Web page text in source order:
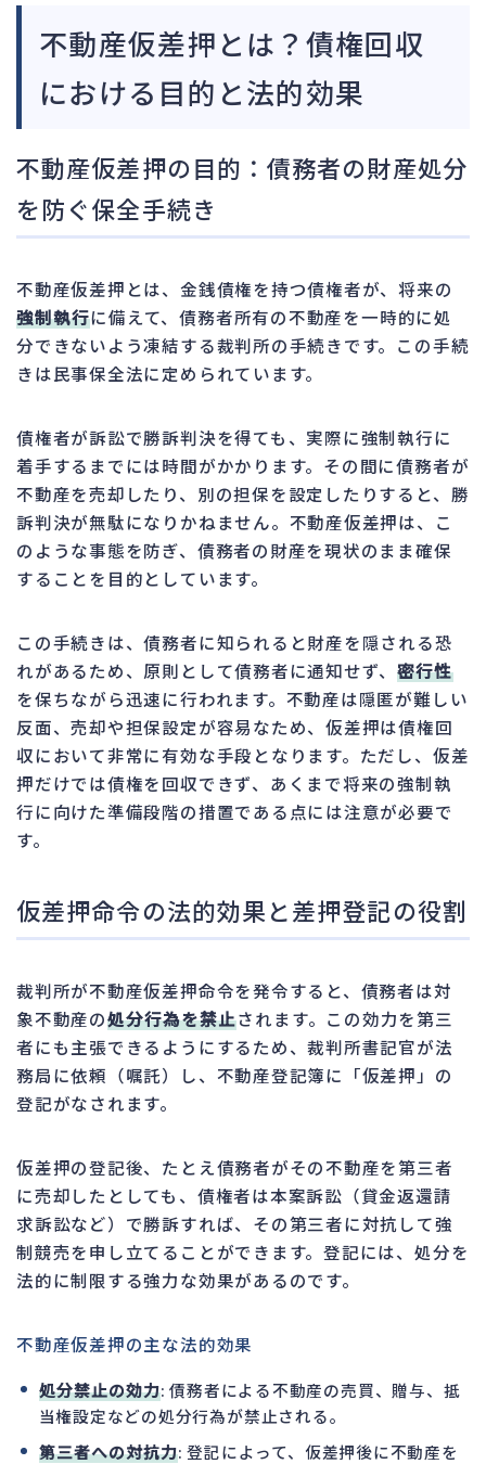
不動産仮差押とは？債権回収
における目的と法的効果
不動産仮差押の目的：債務者の財産処分
を防ぐ保全手続き
不動産仮差押とは、金銭債権を持つ債権者が、将来の
強制執行に備えて、債務者所有の不動産を一時的に処
分できないよう凍結する裁判所の手続きです。この手続
きは民事保全法に定められています。
債権者が訴訟で勝訴判決を得ても、実際に強制執行に
着手するまでには時間がかかります。その間に債務者が
不動産を売却したり、別の担保を設定したりすると、勝
訴判決が無駄になりかねません。不動産仮差押は、こ
のような事態を防ぎ、債務者の財産を現状のまま確保
することを目的としています。
この手続きは、債務者に知られると財産を隠される恐
れがあるため、原則として債務者に通知せず、密行性
を保ちながら迅速に行われます。不動産は隠匿が難しい
反面、売却や担保設定が容易なため、仮差押は債権回
収において非常に有効な手段となります。ただし、仮差
押だけでは債権を回収できず、あくまで将来の強制執
行に向けた準備段階の措置である点には注意が必要で
す。
仮差押命令の法的効果と差押登記の役割
裁判所が不動産仮差押命令を発令すると、債務者は対
象不動産の処分行為を禁止されます。この効力を第三
者にも主張できるようにするため、裁判所書記官が法
務局に依頼（嘱託）し、不動産登記簿に「仮差押」の
登記がなされます。
仮差押の登記後、たとえ債務者がその不動産を第三者
に売却したとしても、債権者は本案訴訟（貸金返還請
求訴訟など）で勝訴すれば、その第三者に対抗して強
制競売を申し立てることができます。登記には、処分を
法的に制限する強力な効果があるのです。
不動産仮差押の主な法的効果
処分禁止の効力: 債務者による不動産の売買、贈与、抵
当権設定などの処分行為が禁止される。
第三者への対抗力: 登記によって、仮差押後に不動産を